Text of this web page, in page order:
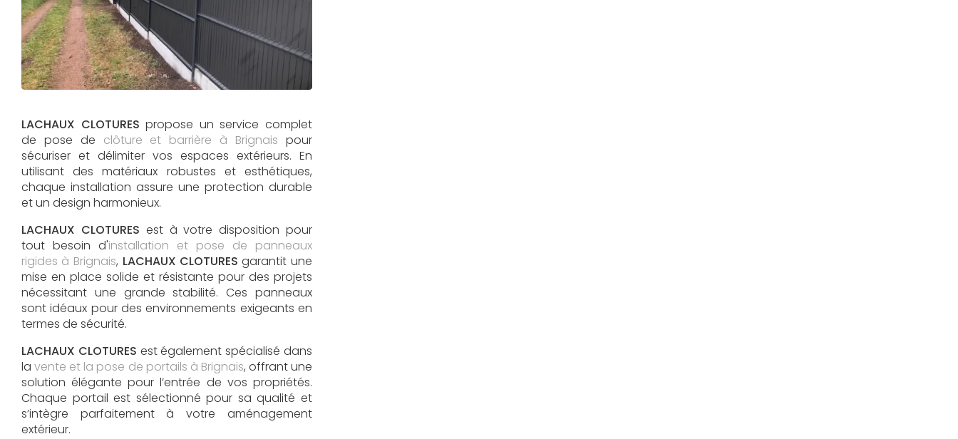
LACHAUX CLOTURES propose un service complet
de pose de clôture et barrière à Brignais pour
sécuriser et délimiter vos espaces extérieurs. En
utilisant des matériaux robustes et esthétiques,
chaque installation assure une protection durable
et un design harmonieux.
LACHAUX CLOTURES est à votre disposition pour
tout besoin d'installation et pose de panneaux
rigides à Brignais, LACHAUX CLOTURES garantit une
mise en place solide et résistante pour des projets
nécessitant une grande stabilité. Ces panneaux
sont idéaux pour des environnements exigeants en
termes de sécurité.
LACHAUX CLOTURES est également spécialisé dans
lavente et la pose de portails à Brignais, offrant une
solution élégante pour l’entrée de vos propriétés.
Chaque portail est sélectionné pour sa qualité et
s’intègre parfaitement à votre aménagement
extérieur.